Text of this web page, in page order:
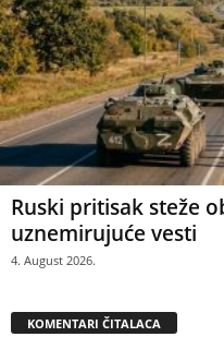
Ruski pritisak steže
uznemirujuće vesti
4. August 2026.
KOMENTARI ČITALACA